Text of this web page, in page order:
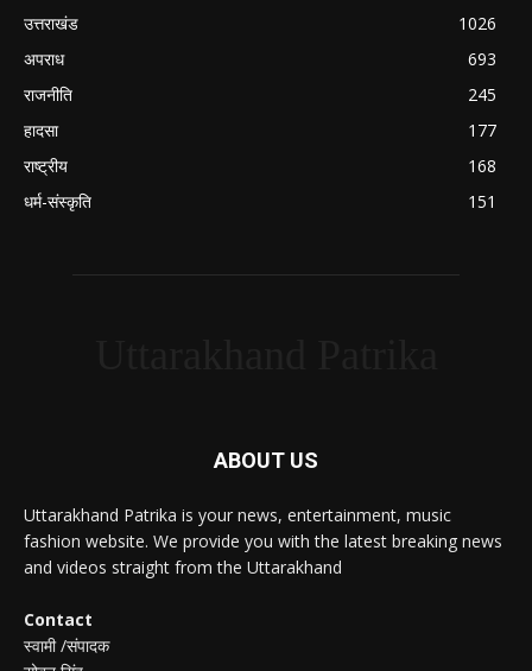
उत्तराखंड
1026
अपराध
693
राजनीति
245
हादसा
177
राष्ट्रीय
168
धर्म-संस्कृति
151
ABOUT US
Uttarakhand Patrika is your news, entertainment, music
fashion website. We provide you with the latest breaking news
and videos straight from the Uttarakhand
Contact
स्वामी /संपादक